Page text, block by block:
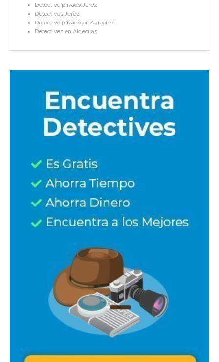
Detective privado Jerez
Detectives Jerez
Detective privado en Algeciras
Detectives en Algeciras